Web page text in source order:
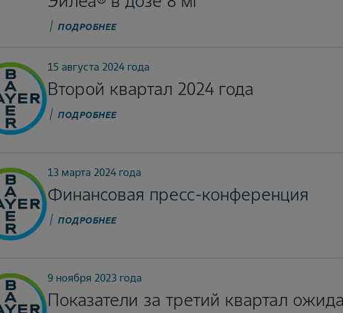
ПОДРОБНЕЕ
15 августа 2024 года
Второй квартал 2024 года
ПОДРОБНЕЕ
13 марта 2024 года
Финансовая пресс-конференция
ПОДРОБНЕЕ
9 ноября 2023 года
Показатели за третий квартал